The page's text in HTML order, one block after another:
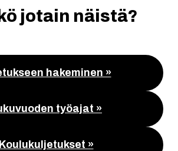
jotain näistä?
hakeminen »
työajat »
Koulukuljetukset »